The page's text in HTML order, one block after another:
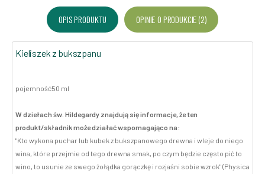
OPIS PRODUKTU OPINIE O PRODUKCIE (2)
Kieliszek z bukszpanu
pojemność50 ml
W dziełach św. Hildegardy znajdują się informacje, że ten
produkt/składnik może działać wspomagająco na:
"Kto wykona puchar lub kubek z bukszpanowego drewna i wleje do niego
wina, które przejmie od tego drewna smak, po czym będzie często pić to
wino, to usunie ze swego żołądka gorączkę i rozjaśni sobie wzrok" (Physica